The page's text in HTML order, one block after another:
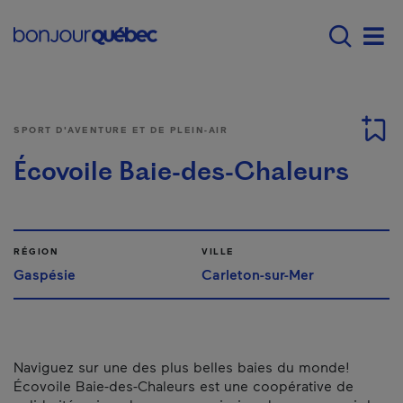
Main navigation -
SPORT D'AVENTURE ET DE PLEIN-AIR
Écovoile Baie-des-Chaleurs
RÉGION
Gaspésie
VILLE
Carleton-sur-Mer
Naviguez sur une des plus belles baies du monde!
Écovoile Baie-des-Chaleurs est une coopérative de